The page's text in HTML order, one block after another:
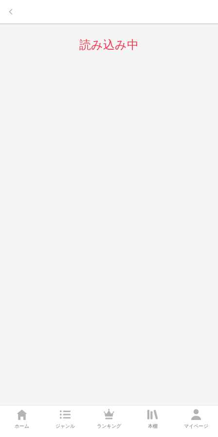
ホーム ジャンル ランキング 本棚 マイページ
keyboard_arrow_left
読み込み中